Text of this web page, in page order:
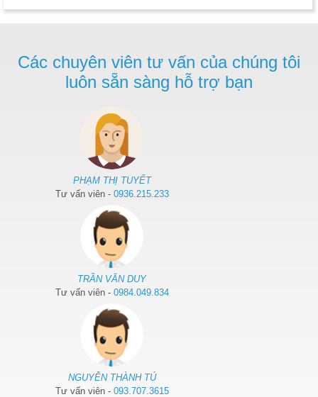
Các chuyên viên tư vấn của chúng tôi
luôn sẵn sàng hỗ trợ bạn
PHẠM THỊ TUYẾT
Tư vấn viên - 0936.215.233
TRẦN VĂN DUY
Tư vấn viên - 0984.049.834
NGUYỄN THÀNH TÚ
Tư vấn viên - 093.707.3615